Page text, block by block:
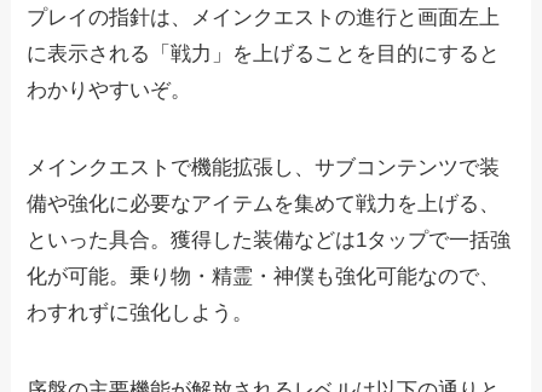
プレイの指針は、メインクエストの進行と画面左上
に表示される「戦力」を上げることを目的にすると
わかりやすいぞ。
メインクエストで機能拡張し、サブコンテンツで装
備や強化に必要なアイテムを集めて戦力を上げる、
といった具合。獲得した装備などは1タップで一括強
化が可能。乗り物・精霊・神僕も強化可能なので、
わすれずに強化しよう。